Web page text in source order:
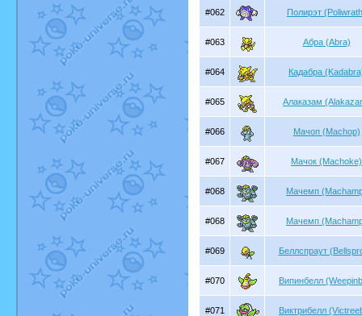
#062 Полирэт
#063 Абра (Abra)
#064 Кадабра
#065 Алаказам
#066 Мачоп (Machop)
#067 Мачок (Machoke)
#068 Мачемп
#068 Мачемп
#069 Беллспраут
#070 Випинбелл
#071 Виктрибелл